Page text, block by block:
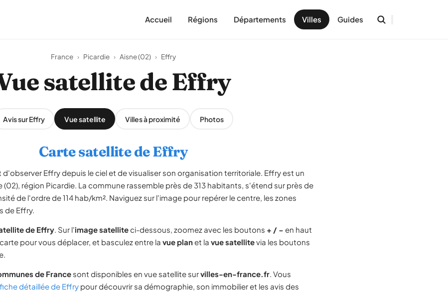
Accueil Régions Départements Villes Guides
France › Picardie › Aisne (02) › Effry
satellite de Effry
Avis sur Effry Vue satellite Villes à proximité Photos
Carte satellite de Effry
Effry depuis le ciel et de visualiser son organisation territoriale. Effry est un
(02), région Picardie. La commune rassemble près de 313 habitants, s'étend sur près de
de l'ordre de 114 hab/km². Naviguez sur l'image pour repérer le centre, les zones
de Effry.
de Effry. Sur l'image satelliteci-dessous, zoomez avec les boutons + / − en haut
pour vous déplacer, et basculez entre la vue planet la vue satellitevia les boutons
de France sont disponibles en vue satellite survilles-en-france.fr. Vous
fiche détaillée de Effry pour découvrir sa démographie, son immobilier et les avis des